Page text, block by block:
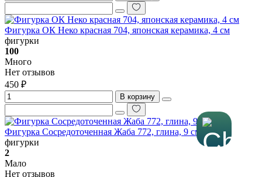
Фигурка ОК Неко красная 704, японская керамика, 4 см
фигурки
100
Много
Нет отзывов
450 ₽
В корзину
Фигурка Сосредоточенная Жаба 772, глина, 9 см
фигурки
2
Мало
Нет отзывов